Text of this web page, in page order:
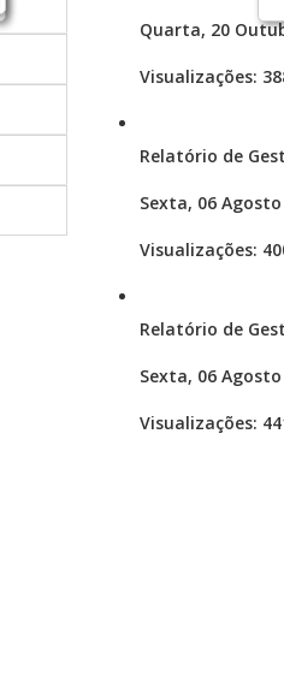
Quarta, 20
Visualizações:
Relatório de
Sexta, 06 Agosto
Visualizações:
Relatório de
Sexta, 06 Agosto
Visualizações: